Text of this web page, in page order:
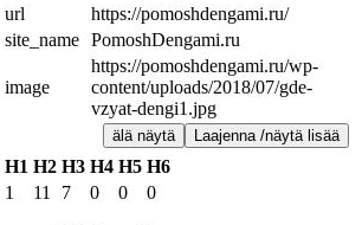
url
https://pomoshdengami.ru/
site_name PomoshDengami.ru
image
https://pomoshdengami.ru/wp-
content/uploads/2018/07/gde-
vzyat-dengi1.jpg
Laajenna /näytä lisää
älä näytä
H1 H2 H3 H4 H5 H6
1
11 7 0 0 0